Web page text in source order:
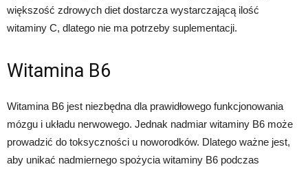
większość zdrowych diet dostarcza wystarczającą ilość
witaminy C, dlatego nie ma potrzeby suplementacji.
Witamina B6
Witamina B6 jest niezbędna dla prawidłowego funkcjonowania
mózgu i układu nerwowego. Jednak nadmiar witaminy B6 może
prowadzić do toksyczności u noworodków. Dlatego ważne jest,
aby unikać nadmiernego spożycia witaminy B6 podczas